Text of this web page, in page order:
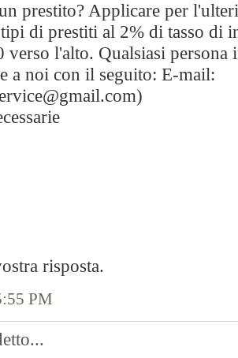
prestito? Applicare per
di prestiti al 2% di tasso di
verso l'alto. Qualsiasi persona
a noi con il seguito: E-mail:
risposta.
PM